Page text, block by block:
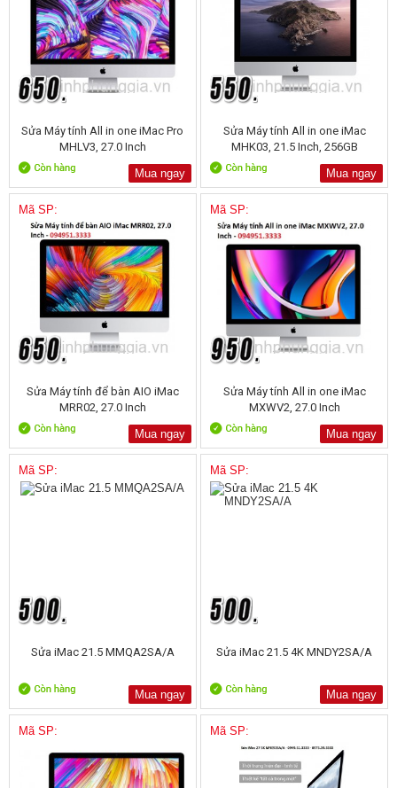
Sửa Máy tính All in one iMac Pro
MHLV3, 27.0 Inch
Mua ngay
Sửa Máy tính All in one iMac
MHK03, 21.5 Inch, 256GB
Mua ngay
Mã SP:
Sửa Máy tính để bàn AIO iMac
MRR02, 27.0 Inch
Mua ngay
Mã SP:
Sửa Máy tính All in one iMac
MXWV2, 27.0 Inch
Mua ngay
Mã SP:
Sửa iMac 21.5 MMQA2SA/A
Mua ngay
Mã SP:
Sửa iMac 21.5 4K MNDY2SA/A
Mua ngay
Mã SP: Mã SP: